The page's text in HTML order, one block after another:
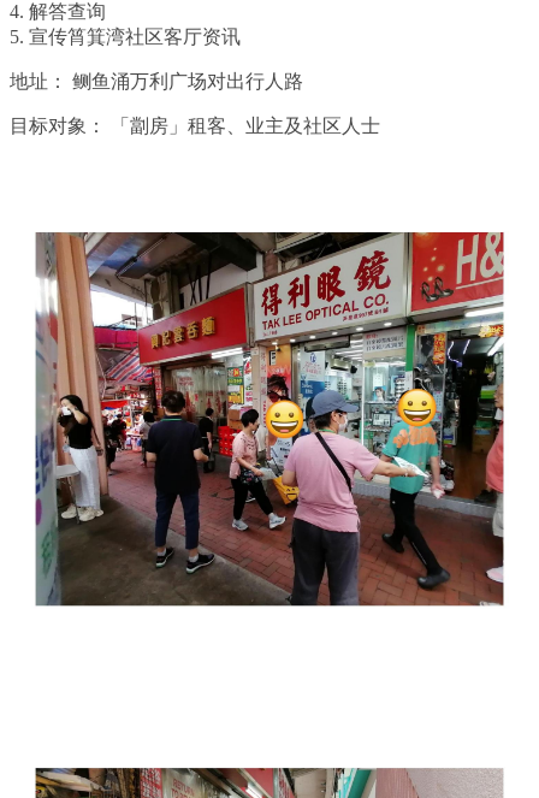
4. 解答查询
5. 宣传筲箕湾社区客厅资讯
地址： 鲗鱼涌万利广场对出行人路
目标对象： 「劏房」租客、业主及社区人士